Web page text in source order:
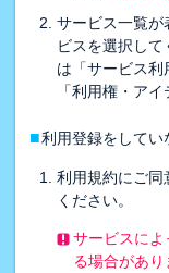
サービス一覧が
ビスを選択し
は「サービス
「利用権・ア
■利用登録をしてい
利用規約にご同
ください。
サービスに
る場合があり